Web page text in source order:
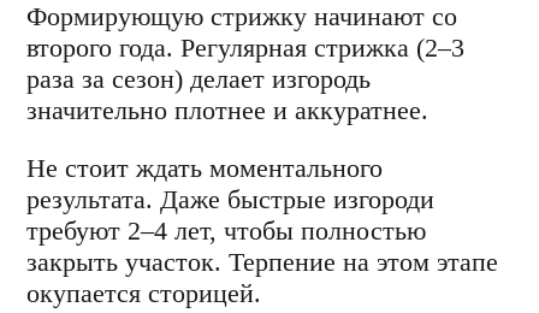
Формирующую стрижку начинают со
второго года. Регулярная стрижка (2–3
раза за сезон) делает изгородь
значительно плотнее и аккуратнее.
Не стоит ждать моментального
результата. Даже быстрые изгороди
требуют 2–4 лет, чтобы полностью
закрыть участок. Терпение на этом этапе
окупается сторицей.